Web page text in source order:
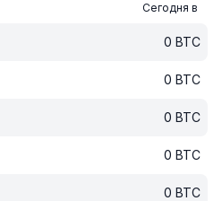
Сегодня в
0 BTC
0 BTC
0 BTC
0 BTC
0 BTC